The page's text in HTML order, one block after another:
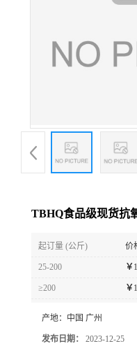
TBHQ食品级现货抗
起订量 (公斤) 价
25-200 ￥
≥200 ￥
产地： 中国 广州
发布日期： 2023-12-25